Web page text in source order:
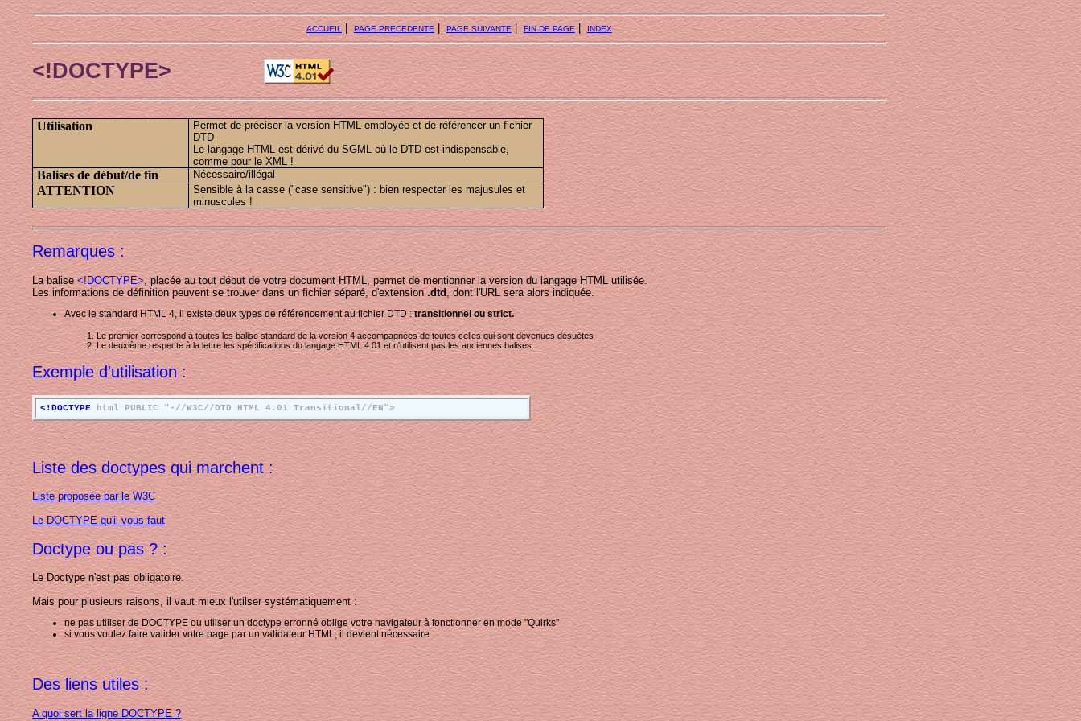
ACCUEIL|PAGE PRECEDENTE|PAGE SUIVANTE|FIN DE PAGE|INDEX
<!DOCTYPE>
Utilisation
Permet de préciser la version HTML employée et de référencer un fichier
DTD
Le langage HTML est dérivé du SGML où le DTD est indispensable,
comme pour le XML !
Balises de début/de fin Nécessaire/illégal
ATTENTION
Sensible à la casse ("case sensitive") : bien respecter les majusules et
minuscules !
Remarques :
La balise<!DOCTYPE>, placée au tout début de votre document HTML, permet de mentionner la version du langage HTML utilisée.
Les informations de définition peuvent se trouver dans un fichier séparé, d'extension.dtd , dont l'URL sera alors indiquée.
Avec le standard HTML 4, il existe deux types de référencement au fichier DTD :transitionnel ou strict.
Le premier correspond à toutes les balise standard de la version 4 accompagnées de toutes celles qui sont devenues désuètes
Le deuxième respecte à la lettre les spécifications du langage HTML 4.01 et n'utilisent pas les anciennes balises.
Exemple d'utilisation :
<!DOCTYPE html PUBLIC "-//W3C//DTD HTML 4.01 Transitional//EN">
Liste des doctypes qui marchent :
Liste proposée par le W3C
Le DOCTYPE qu'il vous faut
Doctype ou pas ? :
Le Doctype n'est pas obligatoire.
Mais pour plusieurs raisons, il vaut mieux l'utilser systématiquement :
ne pas utiliser de DOCTYPE ou utilser un doctype erronné oblige votre navigateur à fonctionner en mode "Quirks"
si vous voulez faire valider votre page par un validateur HTML, il devient nécessaire.
Des liens utiles :
A quoi sert la ligne DOCTYPE ?